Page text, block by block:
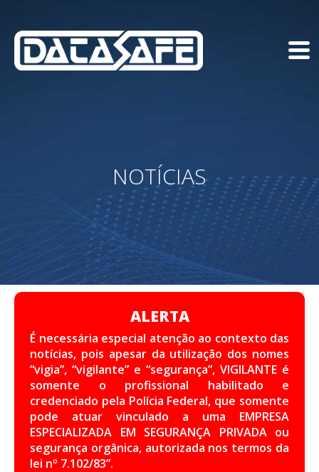
NOTÍCIAS
ALERTA
É necessária especial atenção ao contexto das
notícias, pois apesar da utilização dos nomes
“vigia”, “vigilante” e “segurança”, VIGILANTE é
somente o profissional habilitado e
credenciado pela Polícia Federal, que somente
pode atuar vinculado a uma EMPRESA
ESPECIALIZADA EM SEGURANÇA PRIVADA ou
segurança orgânica, autorizada nos termos da
lei nº 7.102/83”.